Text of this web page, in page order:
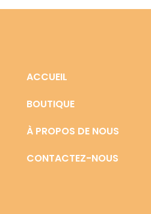
ACCUEIL
BOUTIQUE
À PROPOS DE NOUS
CONTACTEZ-NOUS